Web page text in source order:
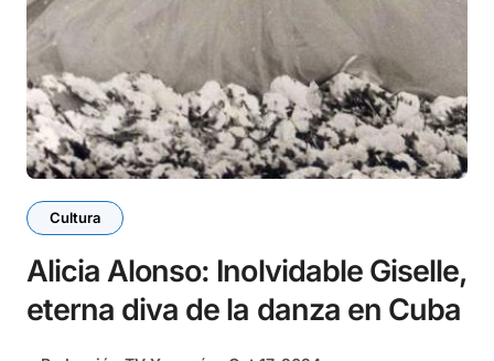
Cultura
Alicia Alonso: Inolvidable Giselle,
eterna diva de la danza en Cuba